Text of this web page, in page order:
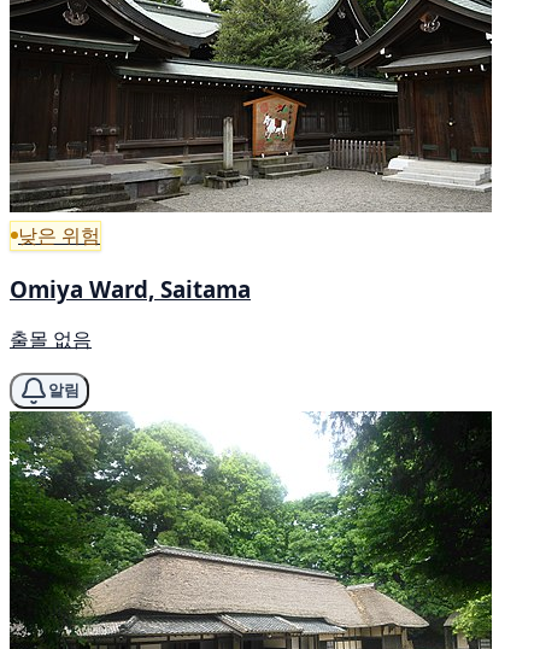
낮은 위험
Omiya Ward, Saitama
출몰 없음
알림